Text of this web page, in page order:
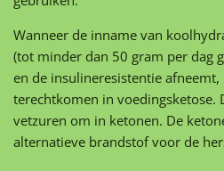
Wanneer de inname van
(tot minder dan 50 gram per dag
en de insulineresistentie
terechtkomen in voedingsketose.
vetzuren om in ketonen. De
alternatieve brandstof voor de